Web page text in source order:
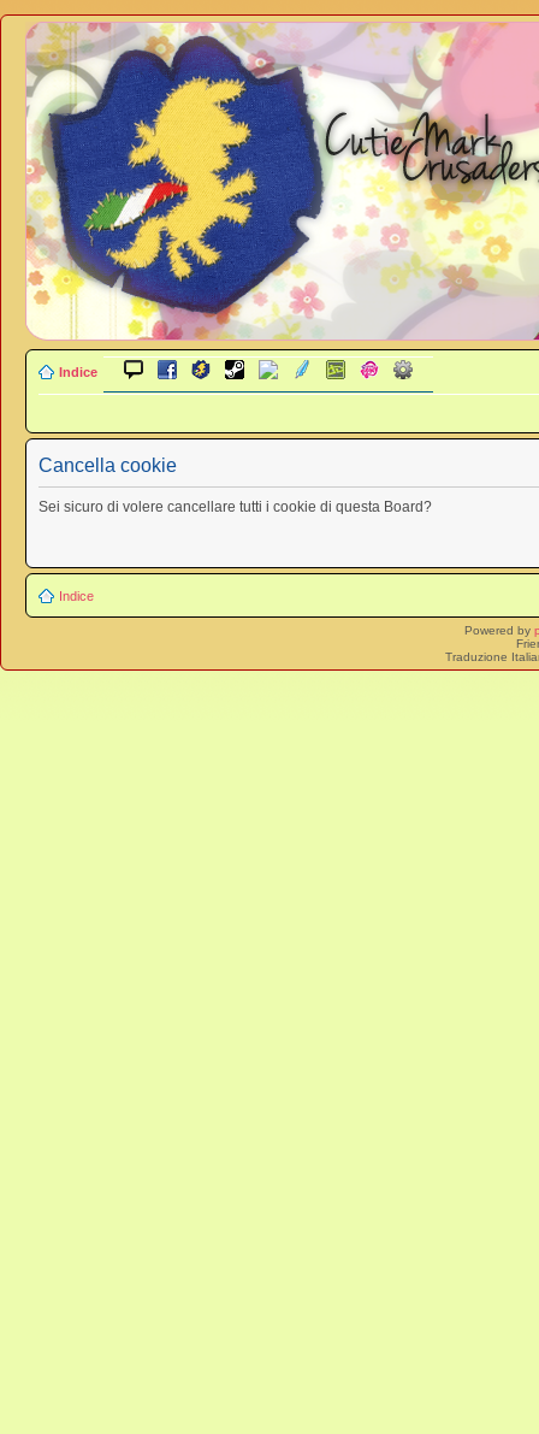
Indice
Cancella cookie
Sei sicuro di volere cancellare tutti i cookie di questa Board?
Indice
Powered by
Traduzione